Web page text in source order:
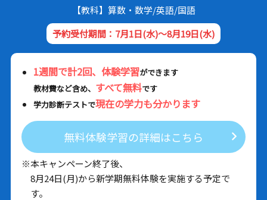
【教科】算数・数学/英語/国語
予約受付期間：7月1日(水)～8月19日(水)
1週間で計2回、体験学習ができます
教材費など含め、 すべて無料です
学力診断テストで現在の学力も分かります
無料体験学習の詳細はこちら
※本キャンペーン終了後、
8月24日(月)から新学期無料体験を実施する予定で
す。